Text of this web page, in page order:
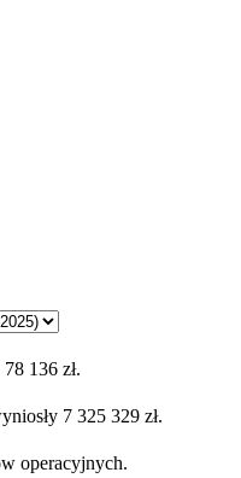
136 zł.
7 325 329 zł.
operacyjnych.